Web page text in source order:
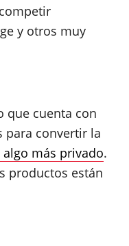
y otros muy
que cuenta con
para convertir la
más privado.
productos están